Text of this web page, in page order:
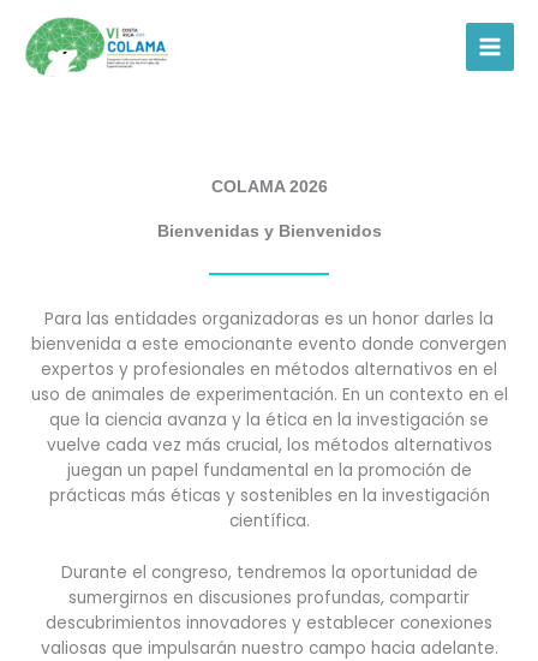
contenido
COLAMA 2026
Bienvenidas y Bienvenidos
Para las entidades organizadoras es un honor darles la
bienvenida a este emocionante evento donde convergen
expertos y profesionales en métodos alternativos en el
uso de animales de experimentación. En un contexto en el
que la ciencia avanza y la ética en la investigación se
vuelve cada vez más crucial, los métodos alternativos
juegan un papel fundamental en la promoción de
prácticas más éticas y sostenibles en la investigación
científica.
Durante el congreso, tendremos la oportunidad de
sumergirnos en discusiones profundas, compartir
descubrimientos innovadores y establecer conexiones
valiosas que impulsarán nuestro campo hacia adelante.